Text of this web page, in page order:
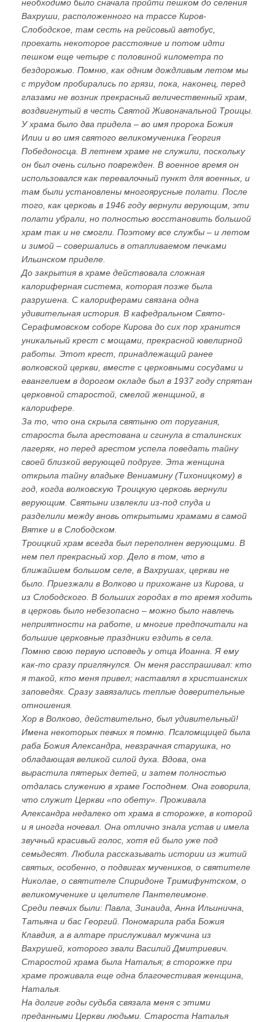
необходимо было сначала пройти пешком до селения
Вахруши, расположенного на трассе Киров-
Слободское, там сесть на рейсовый автобус,
проехать некоторое расстояние и потом идти
пешком еще четыре с половиной километра по
бездорожью. Помню, как одним дождливым летом мы
с трудом пробирались по грязи, пока, наконец, перед
глазами не возник прекрасный величественный храм,
воздвигнутый в честь Святой Живоначальной Троицы.
У храма было два придела – во имя пророка Божия
Илии и во имя святого великомученика Георгия
Победоносца. В летнем храме не служили, поскольку
он был очень сильно поврежден. В военное время он
использовался как перевалочный пункт для военных, и
там были установлены многоярусные полати. После
того, как церковь в 1946 году вернули верующим, эти
полати убрали, но полностью восстановить большой
храм так и не смогли. Поэтому все службы – и летом
и зимой – совершались в отапливаемом печками
Ильинском приделе.
До закрытия в храме действовала сложная
калориферная система, которая позже была
разрушена. С калориферами связана одна
удивительная история. В кафедральном Свято-
Серафимовском соборе Кирова до сих пор хранится
уникальный крест с мощами, прекрасной ювелирной
работы. Этот крест, принадлежащий ранее
волковской церкви, вместе с церковными сосудами и
евангелием в дорогом окладе был в 1937 году спрятан
церковной старостой, смелой женщиной, в
калорифере.
За то, что она скрыла святыню от поругания,
староста была арестована и сгинула в сталинских
лагерях, но перед арестом успела поведать тайну
своей близкой верующей подруге. Эта женщина
открыла тайну владыке Вениамину (Тихоницкому) в
год, когда волковскую Троицкую церковь вернули
верующим. Святыни извлекли из-под спуда и
разделили между вновь открытыми храмами в самой
Вятке и в Слободском.
Троицкий храм всегда был переполнен верующими. В
нем пел прекрасный хор. Дело в том, что в
ближайшем большом селе, в Вахрушах, церкви не
было. Приезжали в Волково и прихожане из Кирова, и
из Слободского. В больших городах в то время ходить
в церковь было небезопасно – можно было навлечь
неприятности на работе, и многие предпочитали на
большие церковные праздники ездить в села.
Помню свою первую исповедь у отца Иоанна. Я ему
как-то сразу приглянулся. Он меня расспрашивал: кто
я такой, кто меня привел; наставлял в христианских
заповедях. Сразу завязались теплые доверительные
отношения.
Хор в Волково, действительно, был удивительный!
Имена некоторых певчих я помню. Псаломщицей была
раба Божия Александра, невзрачная старушка, но
обладающая великой силой духа. Вдова, она
вырастила пятерых детей, и затем полностью
отдалась служению в храме Господнем. Она говорила,
что служит Церкви «по обету». Проживала
Александра недалеко от храма в сторожке, в которой
и я иногда ночевал. Она отлично знала устав и имела
звучный красивый голос, хотя ей было уже под
семьдесят. Любила рассказывать истории из житий
святых, особенно, о подвигах мучеников, о святителе
Николае, о святителе Спиридоне Тримифунтском, о
великомученике и целителе Пантелеимоне.
Среди певчих были: Павла, Зинаида, Анна Ильинична,
Татьяна и бас Георгий. Пономарила раба Божия
Клавдия, а в алтаре прислуживал мужчина из
Вахрушей, которого звали Василий Дмитриевич.
Старостой храма была Наталья; в сторожке при
храме проживала еще одна благочестивая женщина,
Наталья.
На долгие годы судьба связала меня с этими
преданными Церкви людьми. Староста Наталья